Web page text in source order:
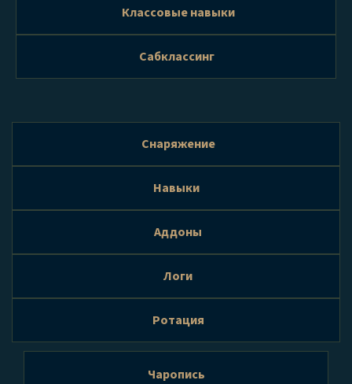
Классовые навыки
Сабклассинг
Снаряжение
Навыки
Аддоны
Логи
Ротация
Чаропись